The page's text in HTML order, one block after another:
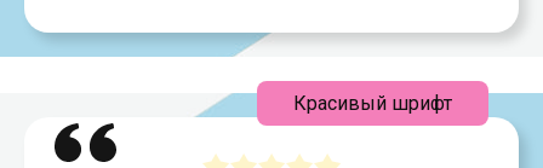
Красивый шрифт